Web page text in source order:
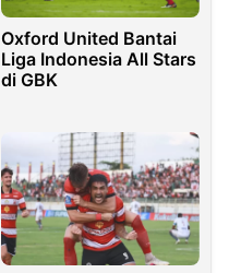
Oxford United Bantai
Liga Indonesia All Stars
di GBK